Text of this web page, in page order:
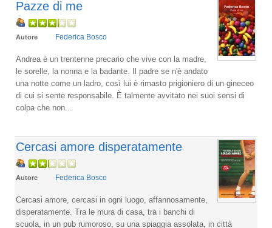
Pazze di me
Autore Federica Bosco
Andrea è un trentenne precario che vive con la madre,
le sorelle, la nonna e la badante. Il padre se n'è andato
una notte come un ladro, così lui è rimasto prigioniero di un gineceo
di cui si sente responsabile. È talmente avvitato nei suoi sensi di
colpa che non...
Cercasi amore disperatamente
Autore Federica Bosco
Cercasi amore, cercasi in ogni luogo, affannosamente,
disperatamente. Tra le mura di casa, tra i banchi di
scuola, in un pub rumoroso, su una spiaggia assolata, in città